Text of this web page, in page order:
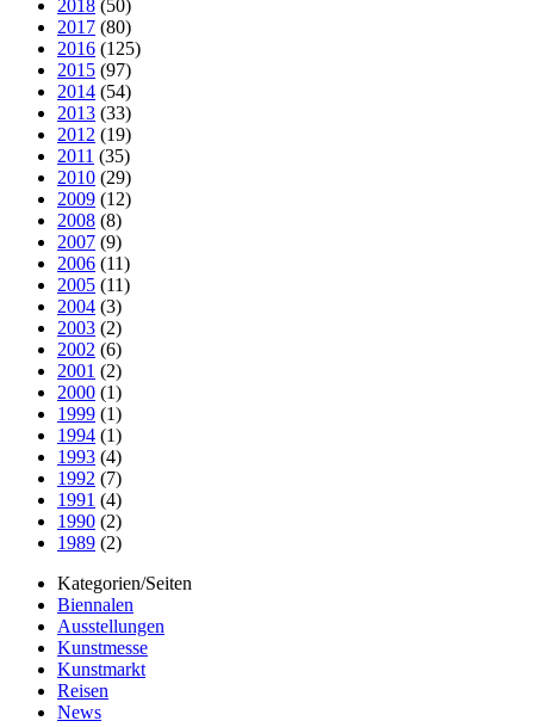
2018 (50)
2017 (80)
2016 (125)
2015 (97)
2014 (54)
2013 (33)
2012 (19)
2011 (35)
2010 (29)
2009 (12)
2008 (8)
2007 (9)
2006 (11)
2005 (11)
2004 (3)
2003 (2)
2002 (6)
2001 (2)
2000 (1)
1999 (1)
1994 (1)
1993 (4)
1992 (7)
1991 (4)
1990 (2)
1989 (2)
Kategorien/Seiten
Biennalen
Ausstellungen
Kunstmesse
Kunstmarkt
Reisen
News